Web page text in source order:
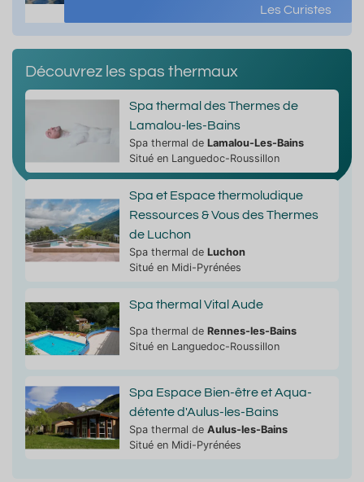
Les Curistes
Découvrez les spas thermaux
Spa thermal des Thermes de
Lamalou-les-Bains
Spa thermal de Lamalou-Les-Bains
Situé en Languedoc-Roussillon
Spa et Espace thermoludique
Ressources & Vous des Thermes
de Luchon
Spa thermal de Luchon
Situé en Midi-Pyrénées
Spa thermal Vital Aude
Spa thermal de Rennes-les-Bains
Situé en Languedoc-Roussillon
Spa Espace Bien-être et Aqua-
détente d'Aulus-les-Bains
Spa thermal de Aulus-les-Bains
Situé en Midi-Pyrénées